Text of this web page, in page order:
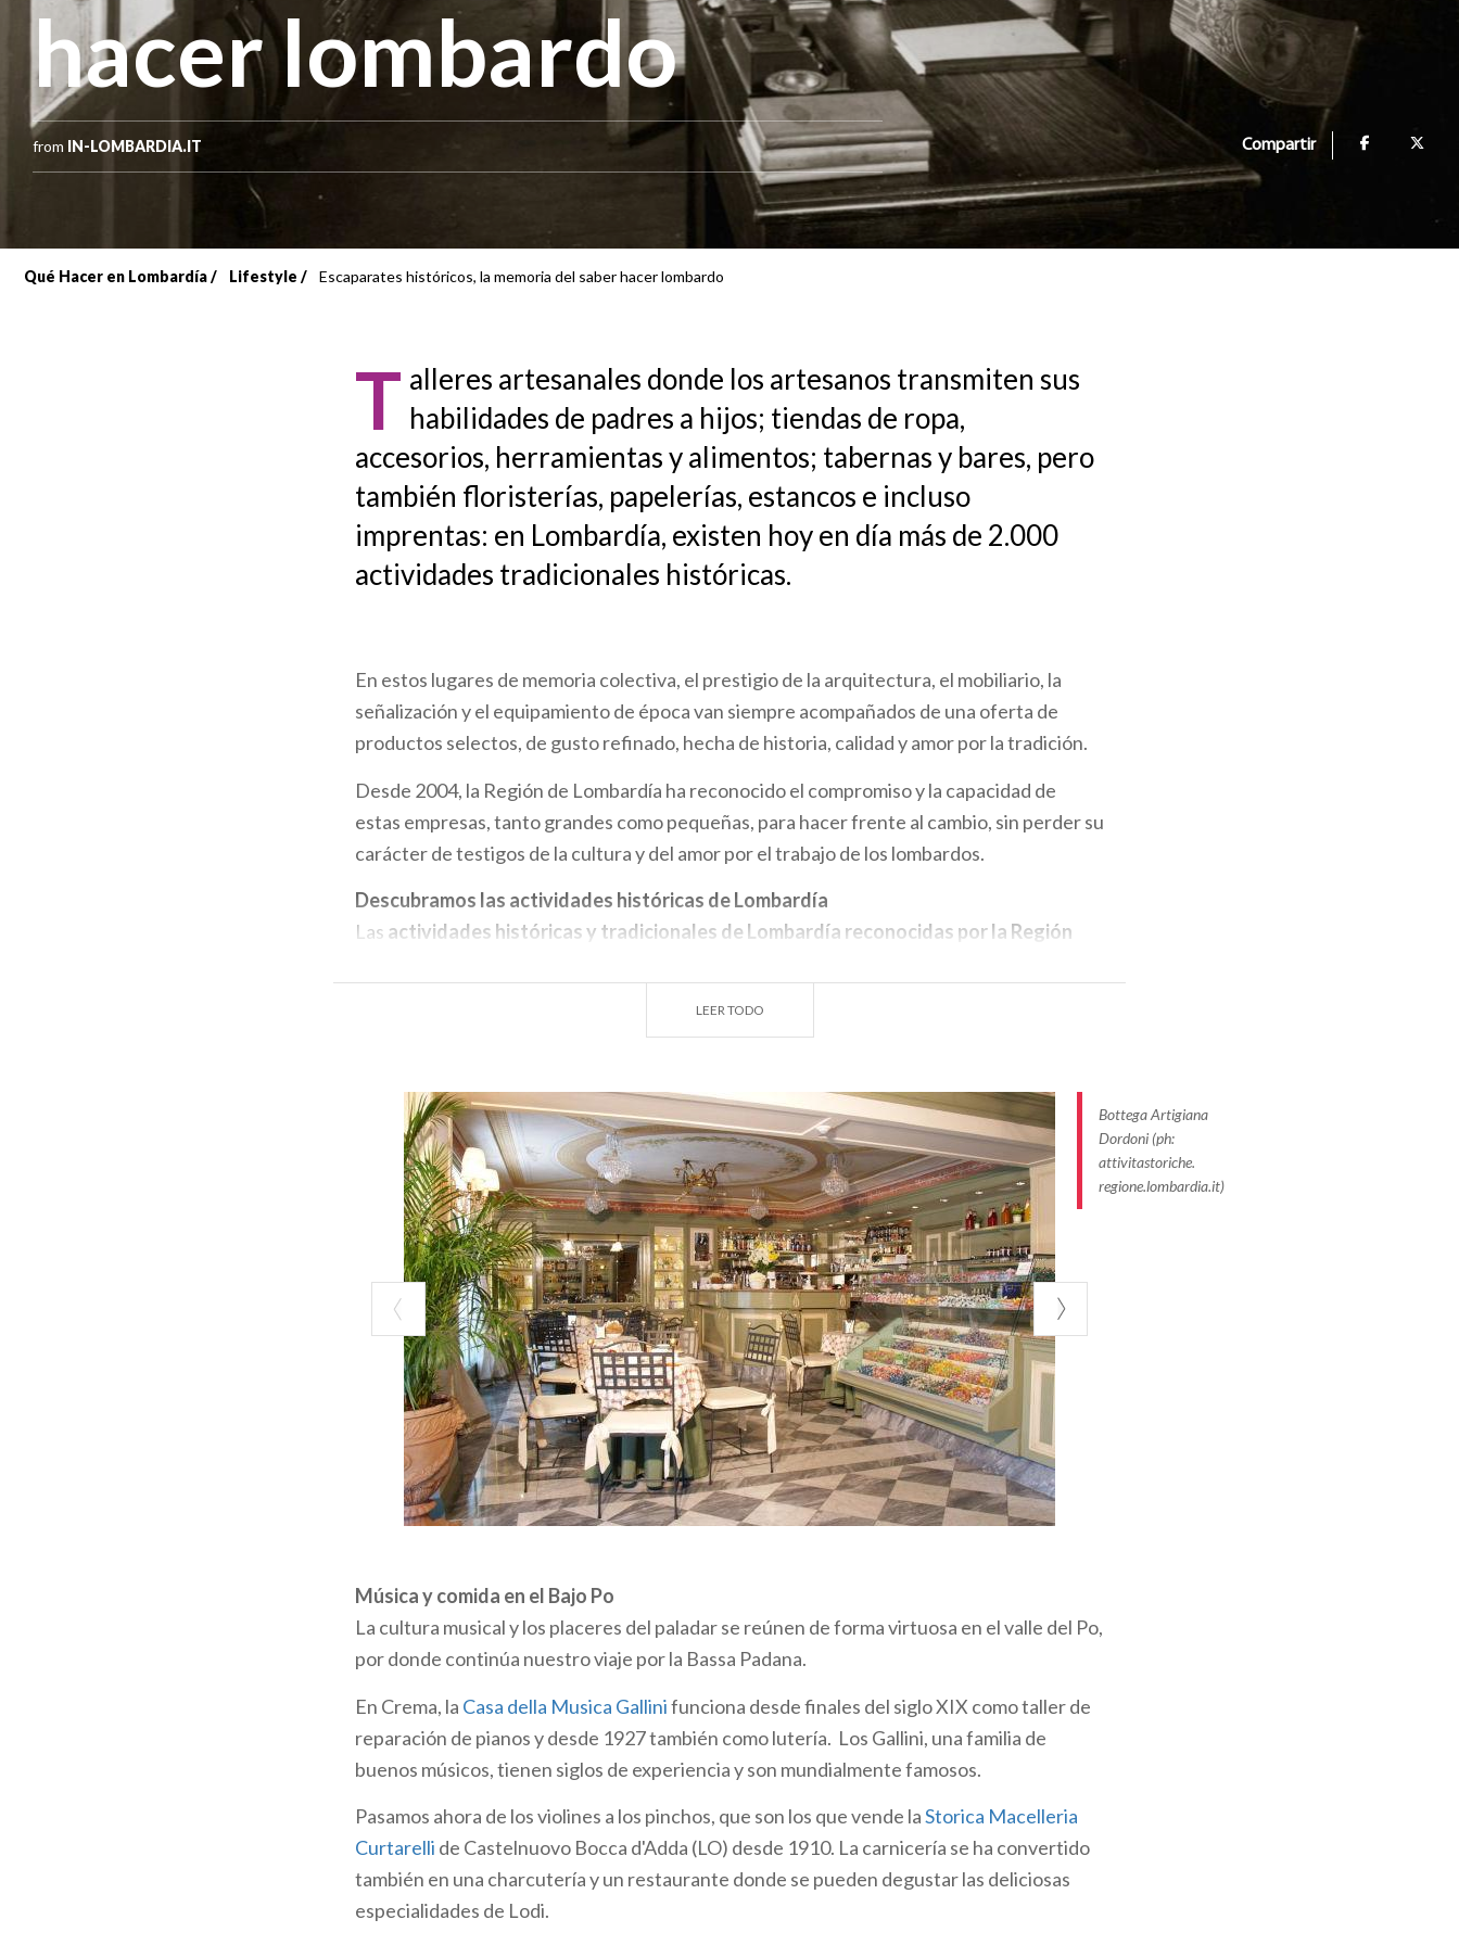
hacer lombardo
from IN-LOMBARDIA.IT Compartir
Sobrescribir
Qué Hacer en Lombardía Lifestyle Escaparates históricos, la memoria del saber hacer lombardo
T alleres artesanales donde los artesanos transmiten sus
habilidades de padres a hijos; tiendas de ropa,
accesorios, herramientas y alimentos; tabernas y bares, pero
también floristerías, papelerías, estancos e incluso
imprentas: en Lombardía, existen hoy en día más de 2.000
actividades tradicionales históricas.
En estos lugares de memoria colectiva, el prestigio de la arquitectura, el mobiliario, la
señalización y el equipamiento de época van siempre acompañados de una oferta de
productos selectos, de gusto refinado, hecha de historia, calidad y amor por la tradición.
Desde 2004, la Región de Lombardía ha reconocido el compromiso y la capacidad de
estas empresas, tanto grandes como pequeñas, para hacer frente al cambio, sin perder su
carácter de testigos de la cultura y del amor por el trabajo de los lombardos.
Descubramos las actividades históricas de Lombardía
Las actividades históricas y tradicionales de Lombardía reconocidas por la Región
letreros y señalización de época, la oferta de productos, la ubicación en estructuras de
prestigio, la conservación del mobiliario y las herramientas de trabajo tradicionales. Se
encuentran inscritas en una lista especial y, por ello, reciben el sello de calidad. Este es el
.
Un recorrido por las tiendas, restaurantes y talleres tradicionales lombardos
Todas las provincias lombardas presumen de ser campeonas de la longevidad. En julio de
2021, la lista se completó con la incorporación de 117 actividades: 65 tiendas históricas,
28 locales históricos y 24 tiendas de artesanía históricas.
¿Queréis saber más? He aquí 10 testimonios de la gran laboriosidad de nuestros abuelos y
bisabuelos y de su amor por su oficio y su tierra.
¿Las actividades más antiguas? Una pastelería y dos mesones
La más antigua de las 117 nuevas incorporaciones es laBottega Artigiana Dordonique,
desde 1840, sirve los mejores dulces de la zona en Dello (provincia de Brescia), como el
históricos se encuentren el maestro Toscanini y el Papa Pablo VI, que nació en la localidad
cercana de Concesio.
LaTrattoria Maran, de Calcinate del Pesce (provincia de Varese), que data de 1899,
también es del siglo XIX. El establecimiento, en manos de la tercera generación de la
familia Campi, se encuentra en una excelente ubicación con una espléndida vista del lago
de Varese: hoy, como en el pasado, el menú de pescado lacustre combina
Siempre en Varese, en Albizzate, elCircolo Cooperativo Bar Ristorante La Familiarefue
fundado en 1913 como club de ocio para los albañiles de la ciudad. Se caracteriza por los
elementos estructurales de época, el letrero exterior original del siglo XX, el jardín y la
LEER TODO
Bottega Artigiana
Dordoni (ph:
attivitastoriche.
regione.lombardia.it)
Música y comida en el Bajo Po
La cultura musical y los placeres del paladar se reúnen de forma virtuosa en el valle del Po,
por donde continúa nuestro viaje por la Bassa Padana.
En Crema, la Casa della Musica Gallinifunciona desde finales del siglo XIX como taller de
reparación de pianos y desde 1927 también como lutería. Los Gallini, una familia de
buenos músicos, tienen siglos de experiencia y son mundialmente famosos.
Pasamos ahora de los violines a los pinchos, que son los que vende laStorica Macelleria
Curtarelli de Castelnuovo Bocca d'Adda (LO) desde 1910. La carnicería se ha convertido
también en una charcutería y un restaurante donde se pueden degustar las deliciosas
especialidades de Lodi.